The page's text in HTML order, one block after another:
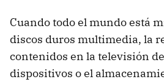
Cuando todo el mundo está
discos duros multimedia, la
contenidos en la televisión
dispositivos o el